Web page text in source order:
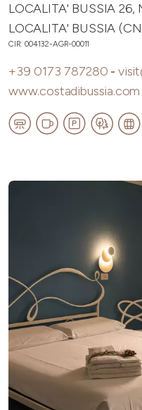
LOCALITA' BUSSIA 26,
LOCALITA' BUSSIA
CIR: 004132-AGR-00011
+39 0173 787280 -
www.costadibussia.com